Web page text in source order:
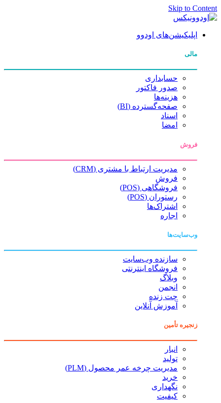
Skip to Content
اپلیکیشن‌های اودوو
مالی
حسابداری
صدور فاکتور
هزینه‌ها
صفحه‌گسترده (BI)
اسناد
امضا
فروش
مدیریت ارتباط با مشتری (CRM)
فروش
فروشگاهی (POS)
رستوران (POS)
اشتراک‌ها
اجاره
وب‌سایت‌ها
سازنده وب‌سایت
فروشگاه اینترنتی
وبلاگ
انجمن
چت زنده
آموزش آنلاین
زنجیره تأمین
انبار
تولید
مدیریت چرخه عمر محصول (PLM)
خرید
نگهداری
کیفیت